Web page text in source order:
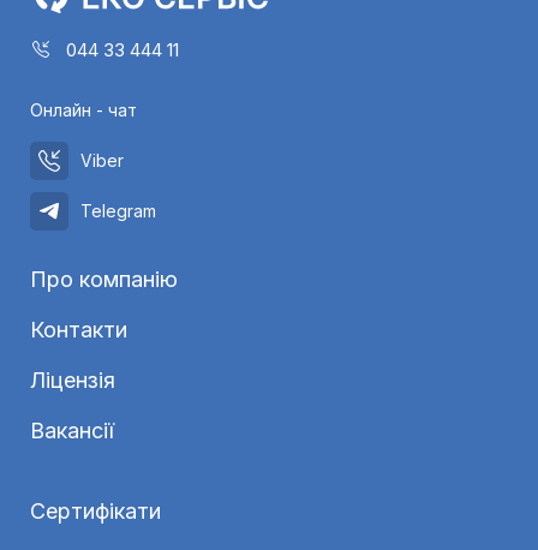
044 33 444 11
Онлайн - чат
Viber
Telegram
Про компанію
Контакти
Ліцензія
Вакансії
Сертифікати